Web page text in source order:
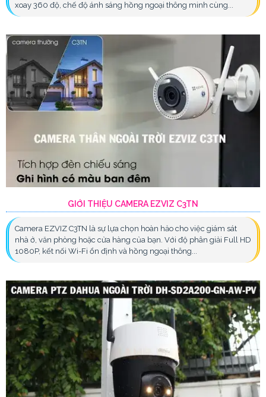
xoay 360 độ, chế độ ánh sáng hồng ngoại thông minh cùng...
GIỚI THIỆU CAMERA EZVIZ C3TN
Camera EZVIZ C3TN là sự lựa chọn hoàn hảo cho việc giám sát
nhà ở, văn phòng hoặc cửa hàng của bạn. Với độ phân giải Full HD
1080P, kết nối Wi-Fi ổn định và hồng ngoại thông...